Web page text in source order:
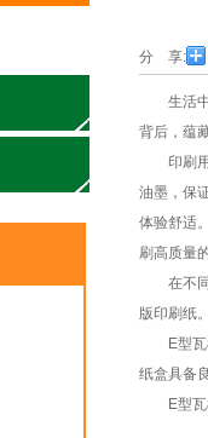
分 享:
生活中
背后，蕴
印刷用
油墨，保
体验舒适
刷高质量
在不同
版印刷纸
E型瓦楞
纸盒具备
E型瓦楞